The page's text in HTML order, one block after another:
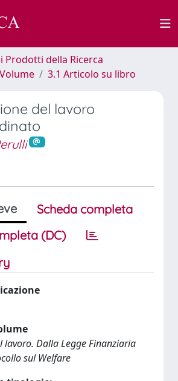
Prodotti della Ricerca
3.1 Articolo su libro
del lavoro
Scheda completa
(DC)
lavoro. Dalla Legge Finanziaria
sul Welfare